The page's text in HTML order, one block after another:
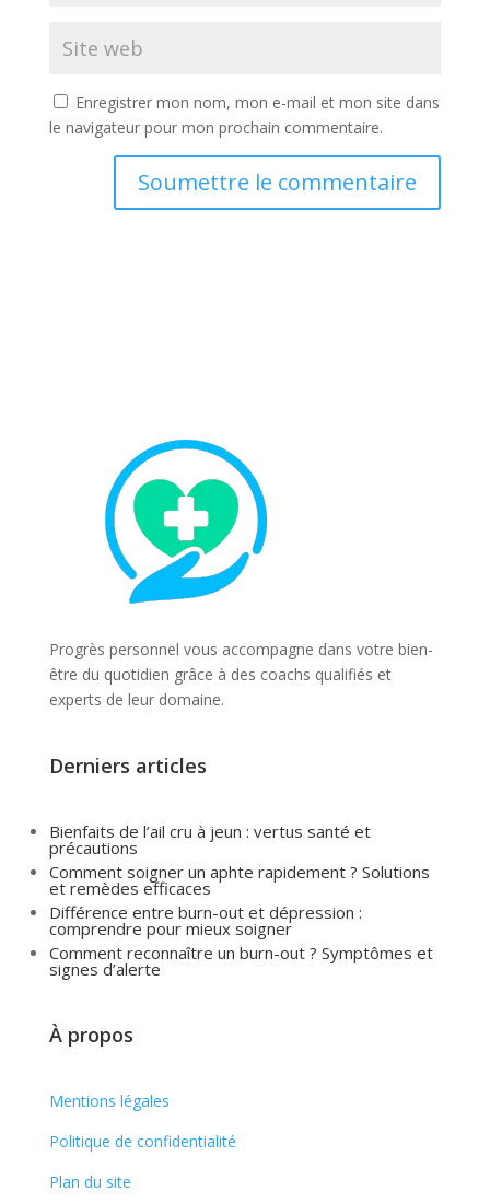
Enregistrer mon nom, mon e-mail et mon site dans
le navigateur pour mon prochain commentaire.
Soumettre le commentaire
Progrès personnel vous accompagne dans votre bien-
être du quotidien grâce à des coachs qualifiés et
experts de leur domaine.
Derniers articles
Bienfaits de l’ail cru à jeun : vertus santé et
précautions
Comment soigner un aphte rapidement ? Solutions
et remèdes efficaces
Différence entre burn-out et dépression :
comprendre pour mieux soigner
Comment reconnaître un burn-out ? Symptômes et
signes d’alerte
À propos
Mentions légales
Politique de confidentialité
Plan du site